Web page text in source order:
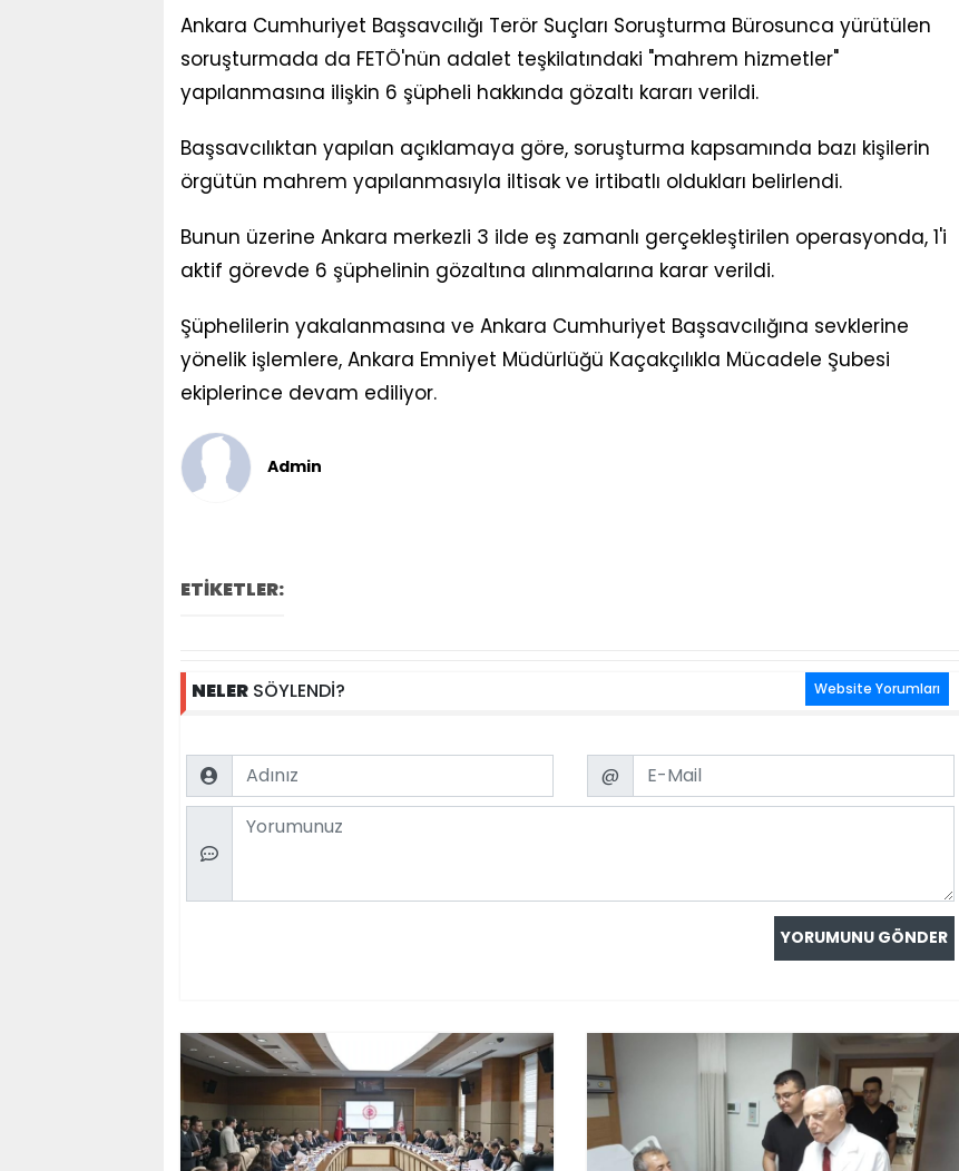
Ankara Cumhuriyet Başsavcılığı Terör Suçları Soruşturma Bürosunca yürütülen
soruşturmada da FETÖ'nün adalet teşkilatındaki "mahrem hizmetler"
yapılanmasına ilişkin 6 şüpheli hakkında gözaltı kararı verildi.
Başsavcılıktan yapılan açıklamaya göre, soruşturma kapsamında bazı kişilerin
örgütün mahrem yapılanmasıyla iltisak ve irtibatlı oldukları belirlendi.
Bunun üzerine Ankara merkezli 3 ilde eş zamanlı gerçekleştirilen operasyonda, 1'i
aktif görevde 6 şüphelinin gözaltına alınmalarına karar verildi.
Şüphelilerin yakalanmasına ve Ankara Cumhuriyet Başsavcılığına sevklerine
yönelik işlemlere, Ankara Emniyet Müdürlüğü Kaçakçılıkla Mücadele Şubesi
ekiplerince devam ediliyor.
Admin
ETİKETLER:
NELER SÖYLENDİ? Website Yorumları
Name Email
@
Comment